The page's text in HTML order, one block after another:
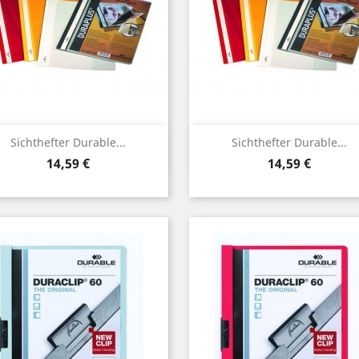
Sichthefter Durable...
Preis
14,59 €
Vorschau Sichthefter Durable...
Preis
14,59 €
Vorschau